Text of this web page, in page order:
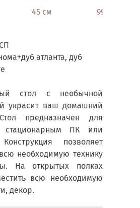
45 см 99 см
атланта, дуб
стол с необычной
украсит ваш домашний
предназначен для
ПК или
позволяет
необходимую технику
На открытых полках
всю необходимую
декор.